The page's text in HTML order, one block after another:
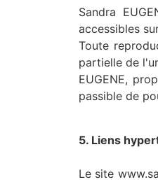
Sandra
accessibles
Toute
partielle de
EUGENE,
passible de
5. Liens
Le site